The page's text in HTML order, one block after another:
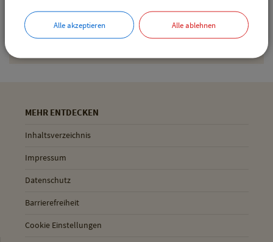
Gemeinde Pliening
Geltinger Str. 18
85652 Pliening
MEHR ENTDECKEN
Inhaltsverzeichnis
Impressum
Datenschutz
Barrierefreiheit
Cookie Einstellungen
Alle akzeptieren Alle ablehnen